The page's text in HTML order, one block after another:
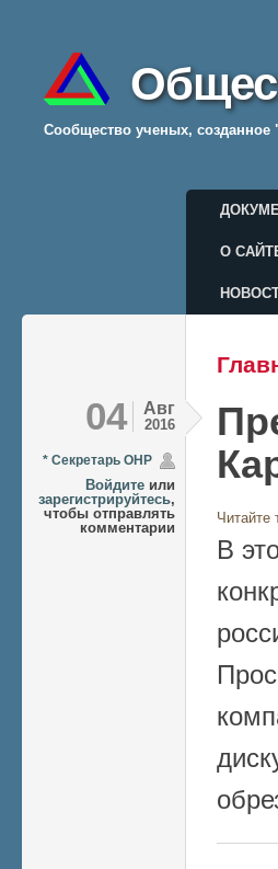
Cообщество ученых, созданное
О
Меню
Вы
04 Авг
2016
* Секретарь ОНР
Войдите или
зарегистрируйтесь,
чтобы отправлять
комментарии
Читайте
В